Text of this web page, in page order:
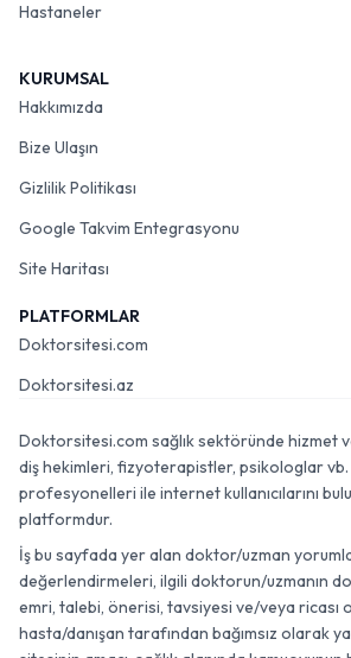
Hastaneler
KURUMSAL
Hakkımızda
Bize Ulaşın
Gizlilik Politikası
Google Takvim Entegrasyonu
Site Haritası
PLATFORMLAR
Doktorsitesi.com
Doktorsitesi.az
Doktorsitesi.com sağlık sektöründe hizmet
diş hekimleri, fizyoterapistler, psikologlar vb.
profesyonelleri ile internet kullanıcılarını
platformdur.
İş bu sayfada yer alan doktor/uzman
değerlendirmeleri, ilgili doktorun/uzmanın
emri, talebi, önerisi, tavsiyesi ve/veya ricası
hasta/danışan tarafından bağımsız olarak